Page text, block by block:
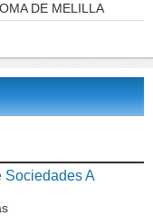
DE MELILLA
Sociedades A